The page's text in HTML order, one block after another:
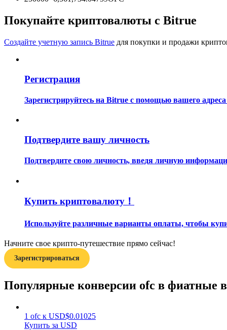
Наслаждайтесь распределением прибыли и комиссиями за
Анализ больших данных, включая торговую информацию
Гид
Руководство для начинающих по фьючерсам
Покупайте криптовалюты с Bitrue
Создайте учетную запись Bitrue для покупки и продажи
Регистрация
Зарегистрируйтесь на Bitrue с помощью вашего
Подтвердите вашу личность
Подтвердите свою личность, введя личную
Купить криптовалюту！
Используйте различные варианты оплаты, чтобы
Начните свое крипто-путешествие прямо сейчас!
Зарегистрироваться
Популярные конверсии ofc в фиатные
1 ofc к USD$0.01025
Купить за USD